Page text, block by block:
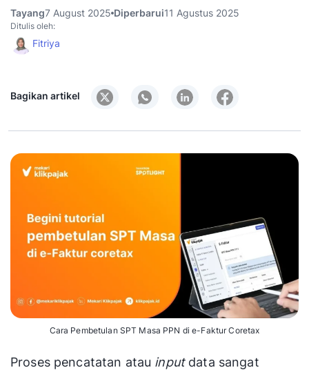
Tayang7 August 2025 Diperbarui11 Agustus 2025
Ditulis oleh:
Fitriya
Bagikan artikel
Cara Pembetulan SPT Masa PPN di e-Faktur Coretax
Proses pencatatan atau inputdata sangat